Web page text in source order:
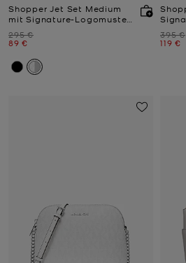
Shopper Jet Set Medium
mit Signature-Logomuster
Oberseite
Zuvor
295 €
Jetzt
89 €
Zuvor
395 €
Jetzt
119 €